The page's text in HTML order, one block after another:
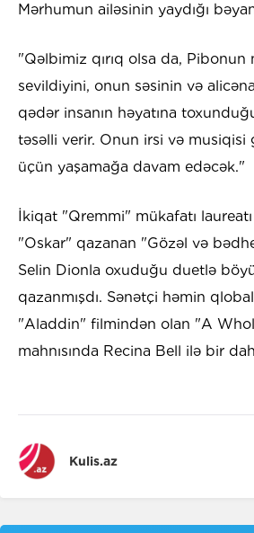
Mərhumun ailəsinin yaydığı
"Qəlbimiz qırıq olsa da, Pibonun
sevildiyini, onun səsinin və
qədər insanın həyatına
təsəlli verir. Onun irsi və musiqisi
üçün yaşamağa davam edəcək."
İkiqat "Qremmi" mükafatı
"Oskar" qazanan "Gözəl və
Selin Dionla oxuduğu duetlə
qazanmışdı. Sənətçi həmin
"Aladdin" filmindən olan "A
mahnısında Recina Bell ilə bir
Kulis.az